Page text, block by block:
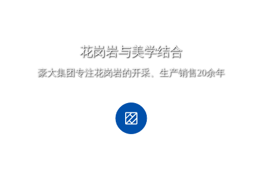
花岗岩与美学结合
豪大集团专注花岗岩的开采、生产销售20余年